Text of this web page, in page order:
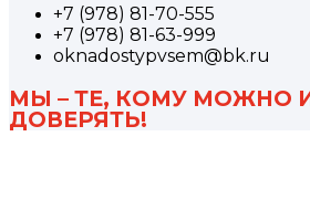
+7 (978) 81-70-555
+7 (978) 81-63-999
oknadostypvsem@bk.ru
МЫ – ТЕ, КОМУ МОЖНО
ДОВЕРЯТЬ!